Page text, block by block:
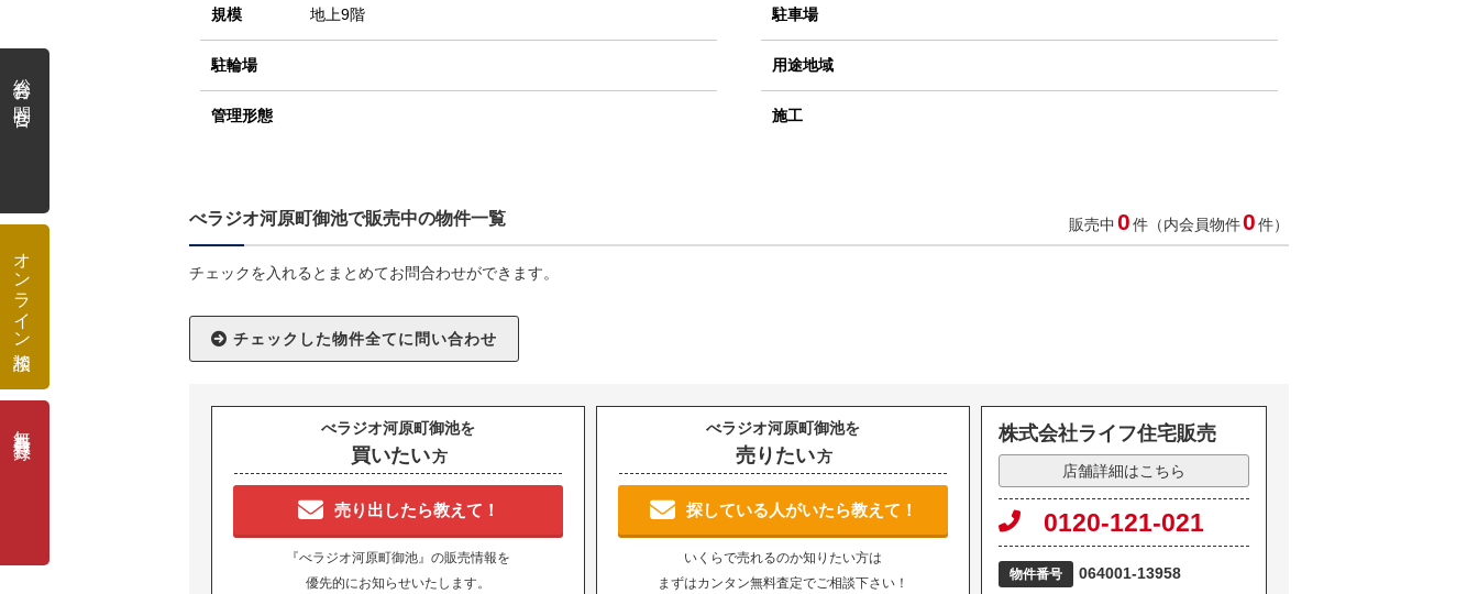
規模 地上9階
駐輪場
管理形態
駐車場
用途地域
施工
べラジオ河原町御池で販売中の物件一覧 販売中 0件（内会員物件0件）
チェックを入れるとまとめてお問合わせができます。
べラジオ河原町御池を
買いたい方
売り出したら教えて！
『べラジオ河原町御池』の販売情報を
優先的にお知らせいたします。
べラジオ河原町御池を
売りたい方
探している人がいたら教えて！
いくらで売れるのか知りたい方は
まずはカンタン無料査定でご相談下さい！
株式会社ライフ住宅販売
店舗詳細はこちら
0120-121-021
物件番号 064001-13958
総合お問合せ
オンライン相談